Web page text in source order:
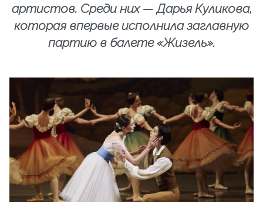
артистов. Среди них — Дарья Куликова,
которая впервые исполнила заглавную
партию в балете «Жизель».